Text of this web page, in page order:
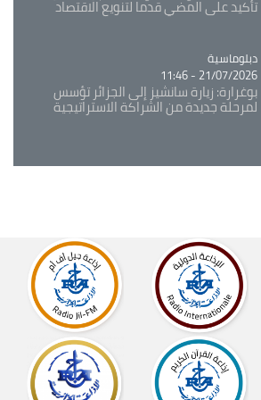
تأكيد على المضي قدما لتنويع الاقتصاد
Catégorie
دبلوماسية
21/07/2026 - 11:46
بوغرارة: زيارة سانشيز إلى الجزائر تؤسس
لمرحلة جديدة من الشراكة الاستراتيجية